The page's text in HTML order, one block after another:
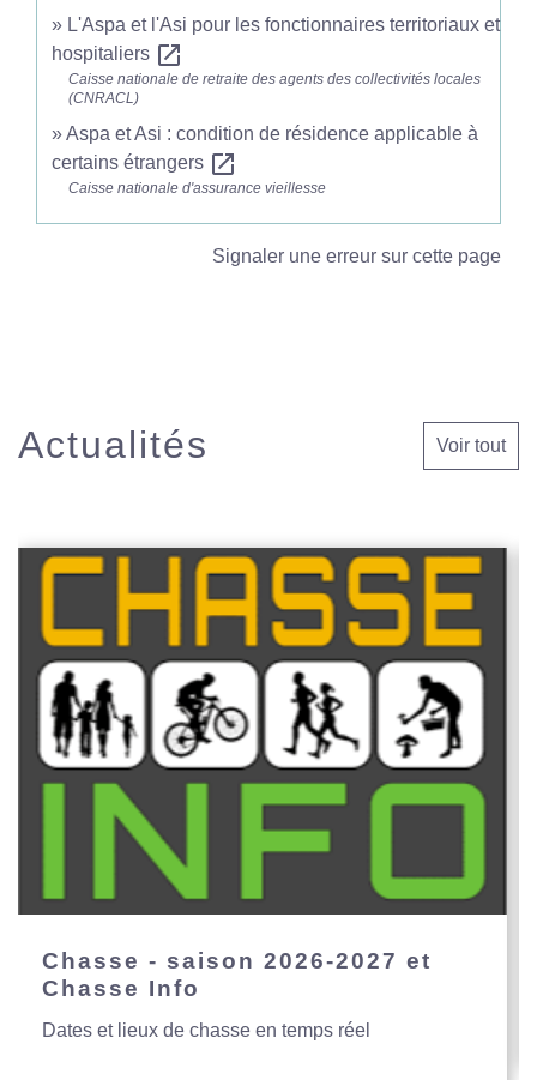
L'Aspa et l'Asi pour les fonctionnaires territoriaux et
hospitaliers open_in_new
Caisse nationale de retraite des agents des collectivités locales
(CNRACL)
Aspa et Asi : condition de résidence applicable à
certains étrangers open_in_new
Caisse nationale d'assurance vieillesse
Signaler une erreur sur cette page
Actualités Voir tout
Chasse - saison 2026-2027 et
Chasse Info
Dates et lieux de chasse en temps réel